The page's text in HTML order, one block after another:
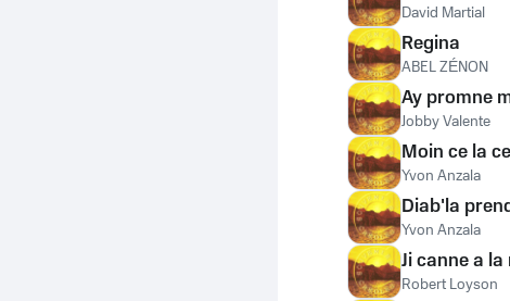
David Martial
Regina
ABEL ZÉNON
Ay promne
Jobby Valente
Moin ce la
Yvon Anzala
Diab'la
Yvon Anzala
Ji canne a
Robert Loyson